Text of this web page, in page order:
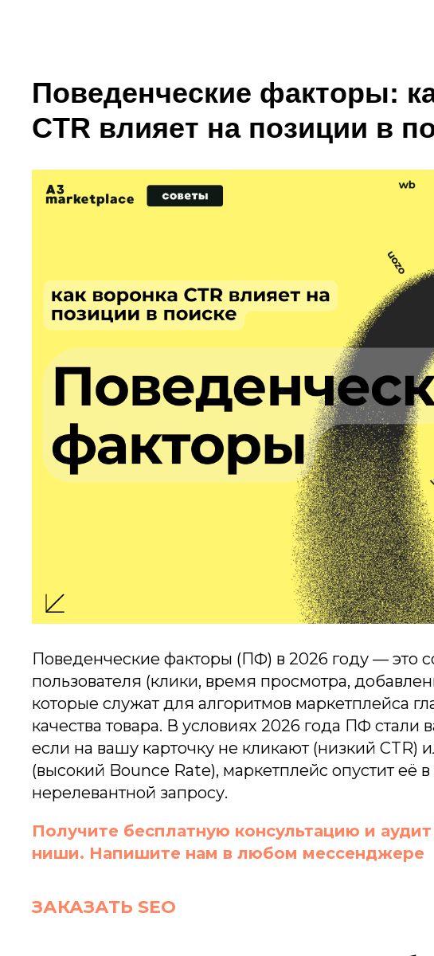
Поведенческие факторы:
CTR влияет на позиции в
Поведенческие факторы (ПФ) в 2026 году — это
пользователя (клики, время просмотра,
которые служат для алгоритмов маркетплейса
качества товара. В условиях 2026 года ПФ стали
если на вашу карточку не кликают (низкий CTR)
(высокий Bounce Rate), маркетплейс опустит её
нерелевантной запросу.
Получите бесплатную консультацию и
ниши. Напишите нам в любом мессенджере
ЗАКАЗАТЬ SEO